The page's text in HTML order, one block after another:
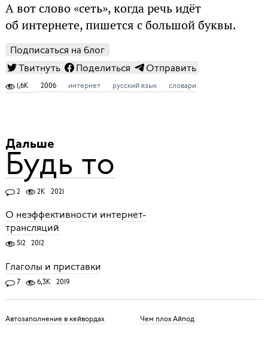
А вот слово «сеть», когда речь идёт
об интернете, пишется с большой буквы.
Подписаться на блог
Твитнуть
Поделиться Отправить
1,6K 2006 интернет русский язык словари
Дальше
Будь то
2 2K 2021
О неэффективности интернет-
трансляций
512 2012
Глаголы и приставки
7 6,3K 2019
Автозаполнение в кейвордах Чем плох Айпод